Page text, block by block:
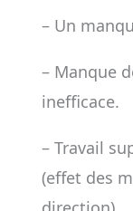
– Un
– Manque
inefficace.
– Travail
(effet des